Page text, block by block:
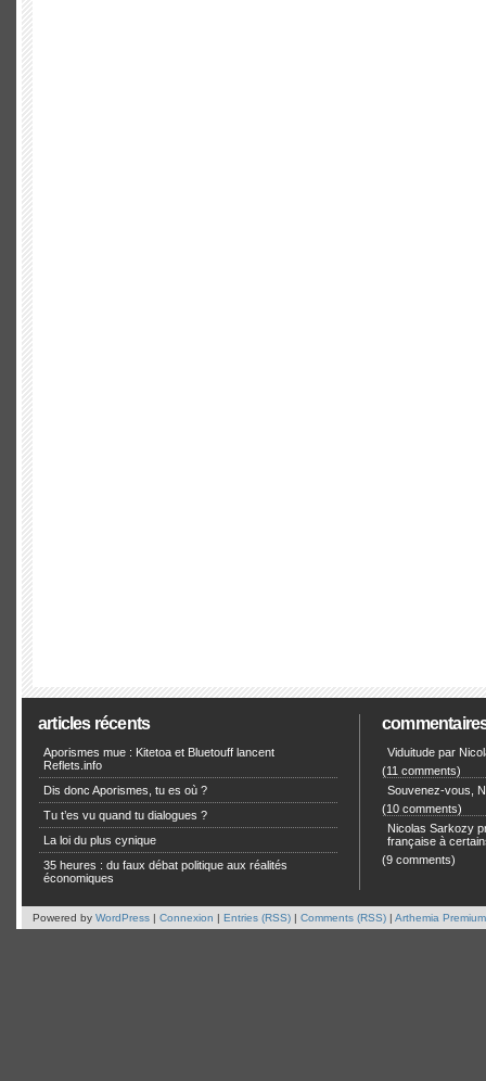
articles récents
Aporismes mue : Kitetoa et Bluetouff lancent
Reflets.info
Dis donc Aporismes, tu es où ?
Tu t’es vu quand tu dialogues ?
La loi du plus cynique
35 heures : du faux débat politique aux réalités
économiques
Viduitude par
(11 comments)
Souvenez-vous,
(10 comments)
Nicolas Sarkozy
française à
(9 comments)
Powered by WordPress | Connexion | Entries (RSS) | Comments (RSS) | Arthemia Premium